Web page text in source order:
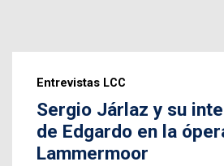
Entrevistas LCC
Sergio Járlaz y su
de Edgardo en la
Lammermoor